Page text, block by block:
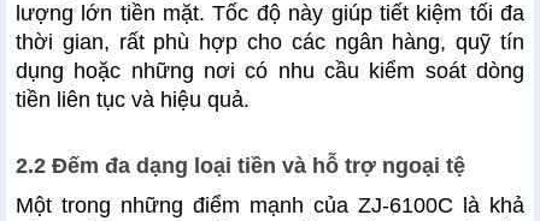
lượng lớn tiền mặt. Tốc độ này giúp tiết kiệm tối đa
thời gian, rất phù hợp cho các ngân hàng, quỹ tín
dụng hoặc những nơi có nhu cầu kiểm soát dòng
tiền liên tục và hiệu quả.
2.2 Đếm đa dạng loại tiền và hỗ trợ ngoại tệ
Một trong những điểm mạnh của ZJ-6100C là khả